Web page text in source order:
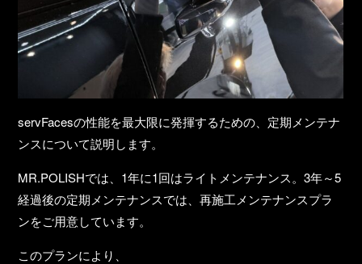
servFacesの性能を最大限に発揮するための、定期メンテナ
ンスについて説明します。
MR.POLISHでは、1年に1回はライトメンテナンス。3年～5
経過後の定期メンテナンスでは、再施工メンテナンスプラ
ンをご用意しています。
このプランにより、